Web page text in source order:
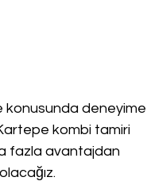
konusunda deneyime
kombi tamiri
fazla avantajdan